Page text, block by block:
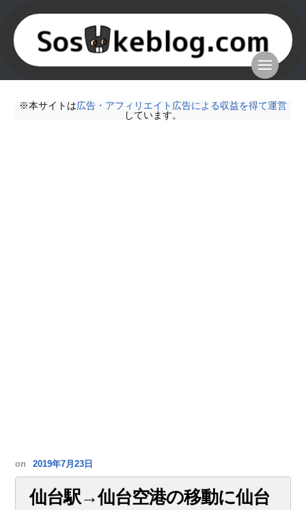
※本サイトは広告・アフィリエイト広告による収益を得て運営
しています。
on 2019年7月23日
仙台駅→仙台空港の移動に仙台